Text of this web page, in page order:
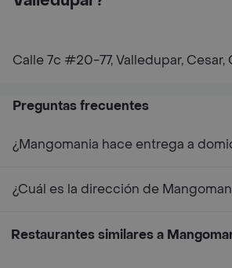
Calle 7c #20-77, Valledupar, Cesar,
Preguntas frecuentes
¿Mangomania hace entrega a
¿Cuál es la dirección de
Restaurantes similares a